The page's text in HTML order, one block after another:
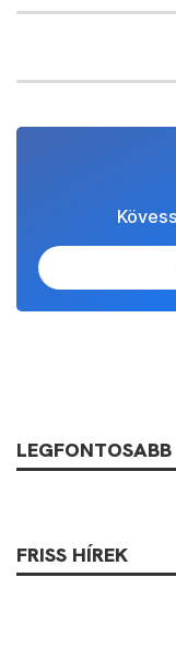
LEGFONTOSABB
FRISS HÍREK